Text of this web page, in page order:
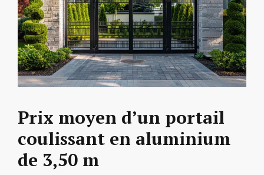
Prix moyen d’un portail
coulissant en aluminium
de 3,50 m